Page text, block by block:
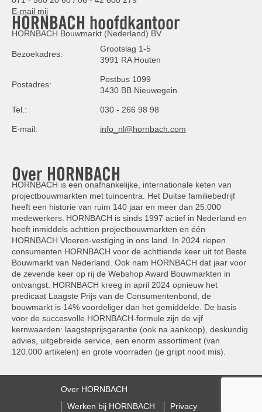
E-mail mij
HORNBACH hoofdkantoor
HORNBACH Bouwmarkt (Nederland) BV
Bezoekadres:
Grootslag 1-5
3991 RA Houten
Postadres:
Postbus 1099
3430 BB Nieuwegein
Tel.: 030 - 266 98 98
E-mail: info_nl@hornbach.com
Over HORNBACH
HORNBACH is een onafhankelijke, internationale keten van
projectbouwmarkten met tuincentra. Het Duitse familiebedrijf
heeft een historie van ruim 140 jaar en meer dan 25.000
medewerkers. HORNBACH is sinds 1997 actief in Nederland en
heeft inmiddels achttien projectbouwmarkten en één
HORNBACH Vloeren-vestiging in ons land. In 2024 riepen
consumenten HORNBACH voor de achttiende keer uit tot Beste
Bouwmarkt van Nederland. Ook nam HORNBACH dat jaar voor
de zevende keer op rij de Webshop Award Bouwmarkten in
ontvangst. HORNBACH kreeg in april 2024 opnieuw het
predicaat Laagste Prijs van de Consumentenbond, de
bouwmarkt is 14% voordeliger dan het gemiddelde. De basis
voor de succesvolle HORNBACH-formule zijn de vijf
kernwaarden: laagsteprijsgarantie (ook na aankoop), deskundig
advies, uitgebreide service, een enorm assortiment (van
120.000 artikelen) en grote voorraden (je grijpt nooit mis).
Over HORNBACH
Werken bij HORNBACH
Privacy